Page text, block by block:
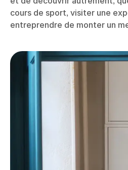
cours de sport, visiter une
entreprendre de monter un